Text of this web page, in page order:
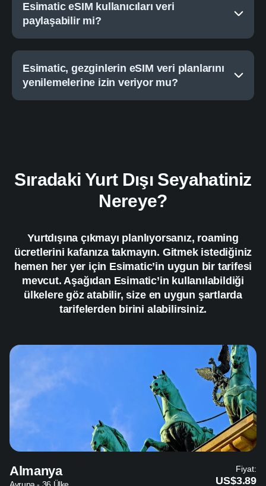
Esimatic eSIM kullanıcıları veri
paylaşabilir mi?
Esimatic, gezginlerin eSIM veri planlarını
yenilemelerine izin veriyor mu?
Sıradaki Yurt Dışı Seyahatiniz
Nereye?
Yurtdışına çıkmayı planlıyorsanız, roaming
ücretlerini kafanıza takmayın. Gitmek istediğiniz
hemen her yer için Esimatic’in uygun bir tarifesi
mevcut. Aşağıdan Esimatic’in kullanılabildiği
ülkelere göz atabilir, size en uygun şartlarda
tarifelerden birini alabilirsiniz.
Almanya Fiyat:
US$3.89